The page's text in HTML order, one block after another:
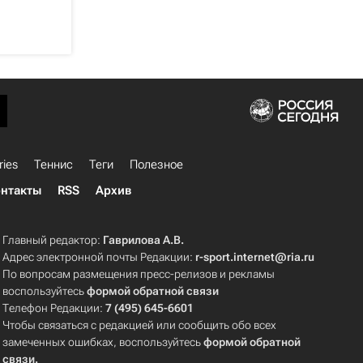
Теннис Теги
Полезное
RSS Архив
Главный редактор: Гаврилова А.В.
Адрес электронной почты Редакции: r-sport.internet@ria.ru
По вопросам размещения пресс-релизов и рекламы
воспользуйтесьформой обратной связи
Телефон Редакции:7 (495) 645-6601
Чтобы связаться с редакцией или сообщить обо всех
замеченных ошибках, воспользуйтесьформой обратной
связи.